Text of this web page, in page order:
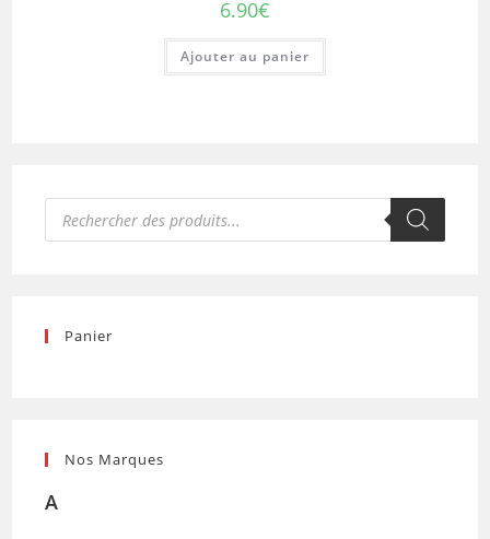
6.90€
Ajouter au panier
Recherche
produits
Panier
Nos Marques
A